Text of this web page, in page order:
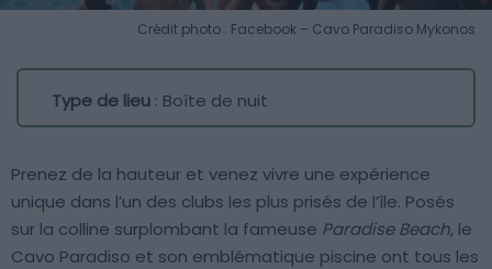
Crédit photo : Facebook – Cavo Paradiso Mykonos
Type de lieu : Boîte de nuit
Prenez de la hauteur et venez vivre une expérience
unique dans l’un des clubs les plus prisés de l’île. Posés
sur la colline surplombant la fameuse Paradise Beach, le
Cavo Paradiso et son emblématique piscine ont tous les